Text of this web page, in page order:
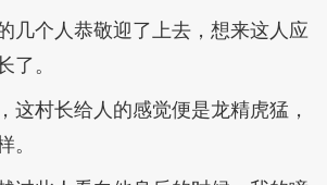
几个人恭敬迎了上去，想来这人应
了。
这村长给人的感觉便是龙精虎猛，
。